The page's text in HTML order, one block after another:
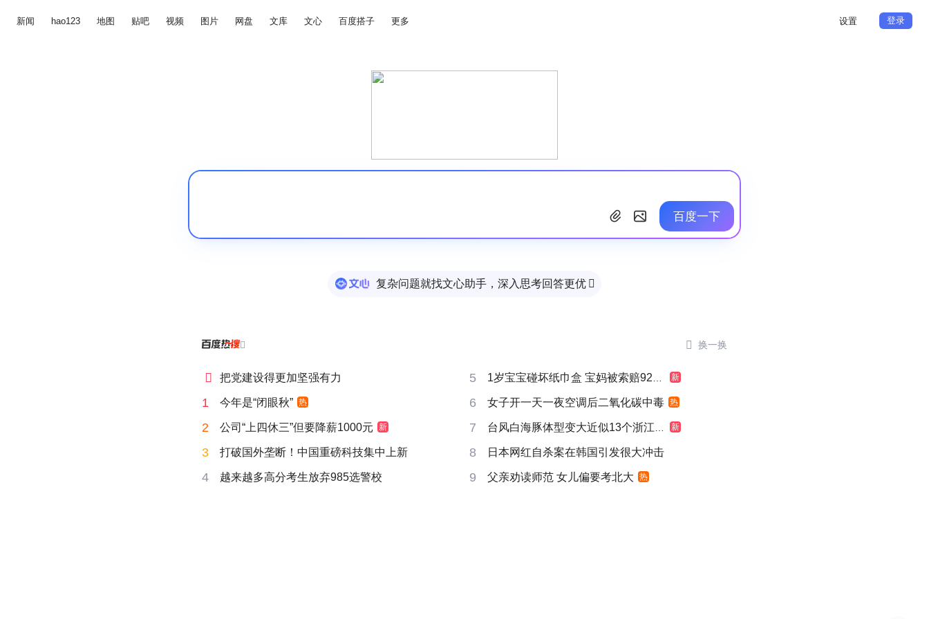
新闻 hao123 地图 贴吧 视频 图片 网盘 文库 文心 百度搭子 更多 设置 登录
百度一下
复杂问题就找文心助手，深入思考回答更优 
  换一换
 把党建设得更加坚强有力 5 1岁宝宝碰坏纸巾盒 宝妈被索赔924元 新
1 今年是“闭眼秋” 热 6 女子开一天一夜空调后二氧化碳中毒 热
2 公司“上四休三”但要降薪1000元 新 7 台风白海豚体型变大近似13个浙江面积 新
3 打破国外垄断！中国重磅科技集中上新 8 日本网红自杀案在韩国引发很大冲击
4 越来越多高分考生放弃985选警校 9 父亲劝读师范 女儿偏要考北大 热